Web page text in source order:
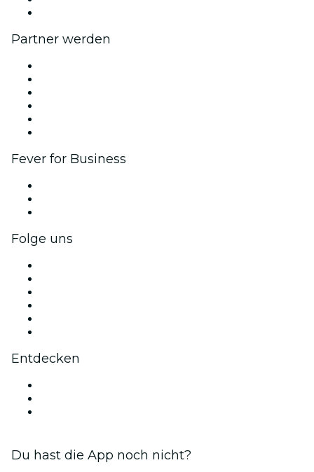
Partner werden
Fever for Business
Folge uns
Entdecken
Du hast die App noch nicht?